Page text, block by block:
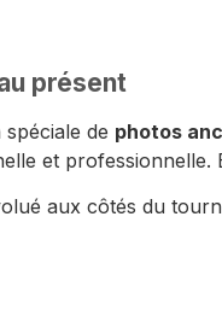
présent
de photos
et professionnelle.
aux côtés du